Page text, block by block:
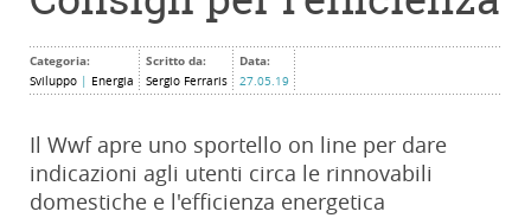
Categoria:
Sviluppo Energia
Scritto da:
Sergio Ferraris
Data:
27.05.19
Il Wwf apre uno sportello on line per dare
indicazioni agli utenti circa le rinnovabili
domestiche e l'efficienza energetica